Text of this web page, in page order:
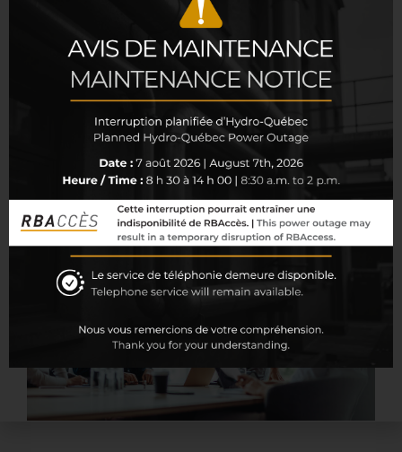
reliés au développement Web (Javascript, C#,.
Net, Typescript, etc.);
Avoir une bonne connaissance en programmation
de bases de données relationnelles (SQL,
TSQL);
Maîtriser la langue française parlée et écrite.